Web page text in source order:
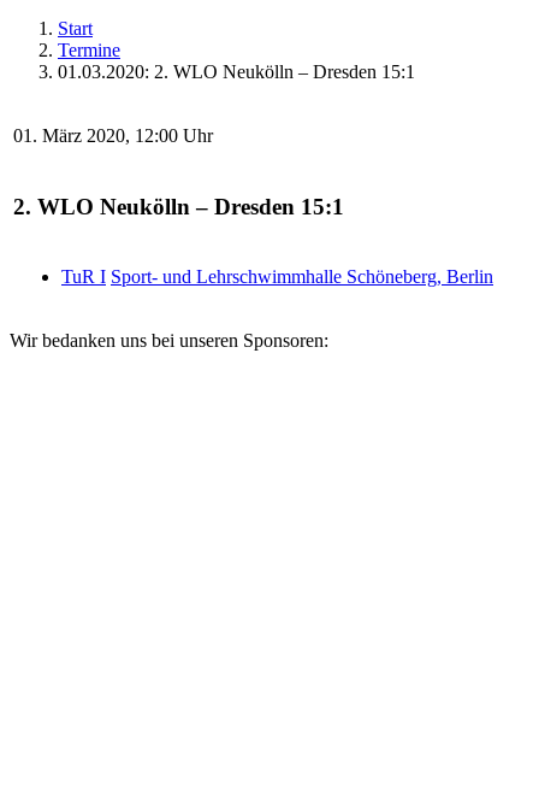
Start
Termine
01.03.2020: 2. WLO Neukölln – Dresden 15:1
01. März 2020, 12:00 Uhr
2. WLO Neukölln – Dresden 15:1
TuR I Sport- und Lehrschwimmhalle Schöneberg, Berlin
Wir bedanken uns bei unseren Sponsoren: